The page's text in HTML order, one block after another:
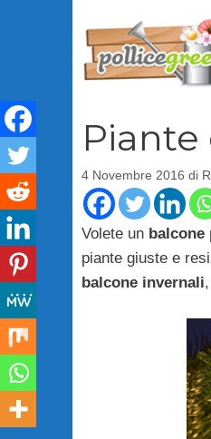
4 Novembre 2016 di
Volete un
piante giuste e
balcone invernali